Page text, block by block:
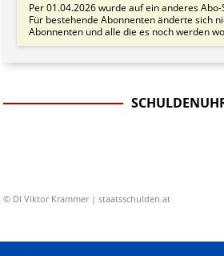
Per 01.04.2026 wurde auf ein anderes
Für bestehende Abonnenten änderte sich
Abonnenten und alle die es noch werden
© DI Viktor Krammer | staatsschulden.at